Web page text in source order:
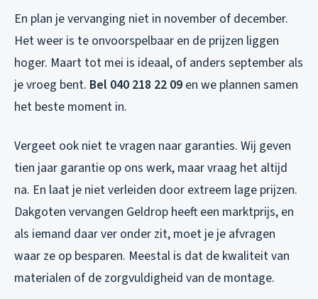
En plan je vervanging niet in november of december.
Het weer is te onvoorspelbaar en de prijzen liggen
hoger. Maart tot mei is ideaal, of anders september als
je vroeg bent. Bel 040 218 22 09 en we plannen samen
het beste moment in.
Vergeet ook niet te vragen naar garanties. Wij geven
tien jaar garantie op ons werk, maar vraag het altijd
na. En laat je niet verleiden door extreem lage prijzen.
Dakgoten vervangen Geldrop heeft een marktprijs, en
als iemand daar ver onder zit, moet je je afvragen
waar ze op besparen. Meestal is dat de kwaliteit van
materialen of de zorgvuldigheid van de montage.